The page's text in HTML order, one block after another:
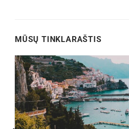
MŪSŲ TINKLARAŠTIS